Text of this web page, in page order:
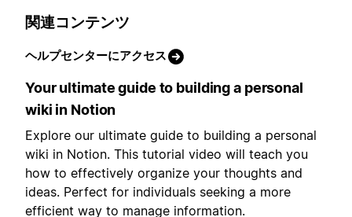
関連コンテンツ
ヘルプセンターにアクセス
Your ultimate guide to building a personal
wiki in Notion
Explore our ultimate guide to building a personal
wiki in Notion. This tutorial video will teach you
how to effectively organize your thoughts and
ideas. Perfect for individuals seeking a more
efficient way to manage information.